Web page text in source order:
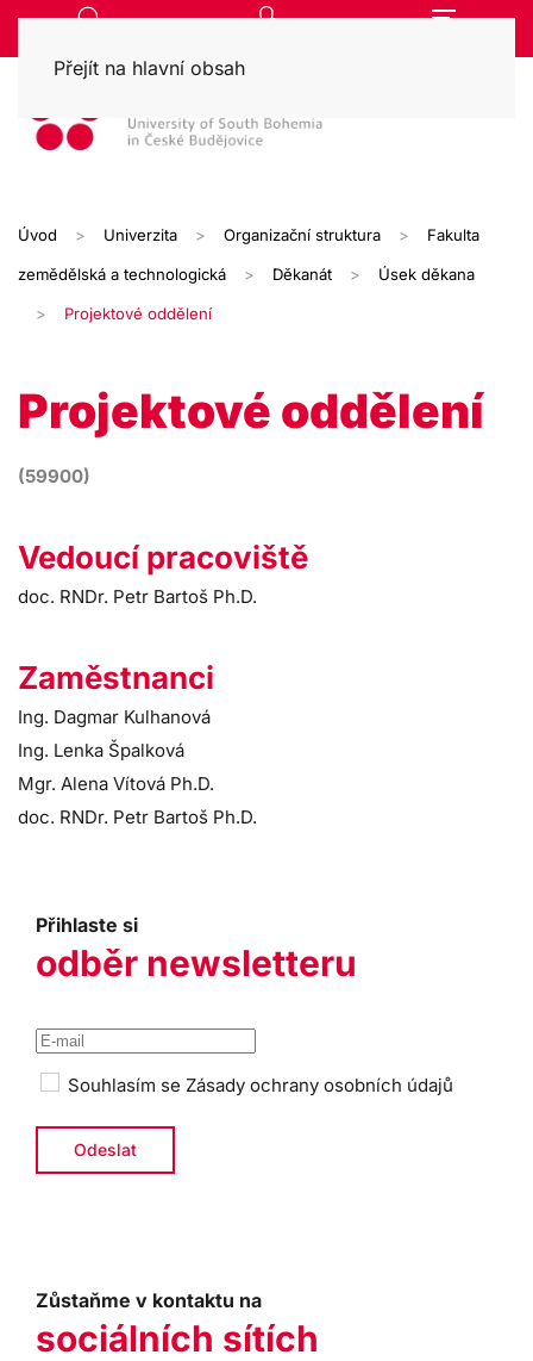
Přejít na hlavní obsah
Úvod Univerzita Organizační struktura Fakulta
zemědělská a technologická Děkanát Úsek děkana
Projektové oddělení
Projektové oddělení
(59900)
Vedoucí pracoviště
doc. RNDr. Petr Bartoš Ph.D.
Zaměstnanci
Ing. Dagmar Kulhanová
Ing. Lenka Špalková
Mgr. Alena Vítová Ph.D.
doc. RNDr. Petr Bartoš Ph.D.
Přihlaste si
odběr newsletteru
Souhlasím se Zásady ochrany osobních údajů
Zůstaňme v kontaktu na
sociálních sítích